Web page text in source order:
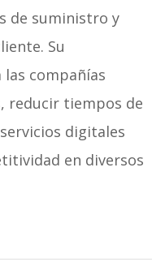
de suministro y
Su
compañías
reducir tiempos de
digitales
en diversos